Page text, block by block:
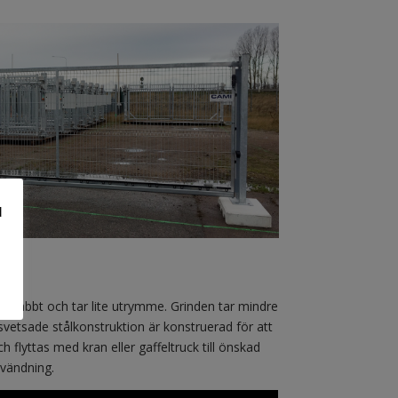
och tar lite utrymme. Grinden tar mindre
stålkonstruktion är konstruerad för att
flyttas med kran eller gaffeltruck till önskad